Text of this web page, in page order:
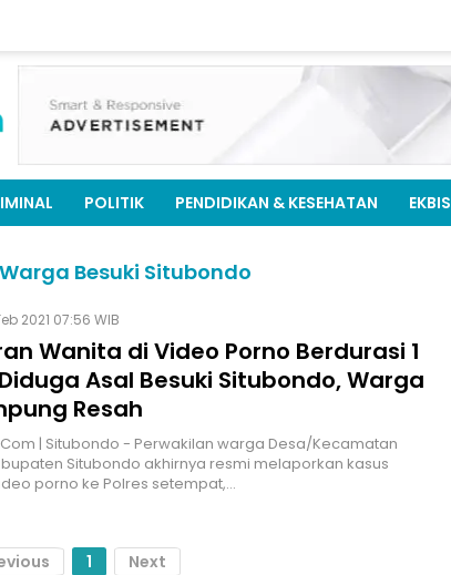
POLITIK PENDIDIKAN & KESEHATAN EKBIS
Besuki Situbondo
2021 07:56 WIB
Wanita di Video Porno Berdurasi 1
Asal Besuki Situbondo, Warga
Resah
| Situbondo - Perwakilan warga Desa/Kecamatan
Situbondo akhirnya resmi melaporkan kasus
porno ke Polres setempat,…
1 Next